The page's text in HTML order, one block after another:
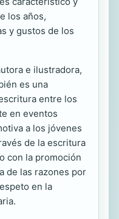
los años,
y gustos de los
e ilustradora,
es una
entre los
en eventos
a los jóvenes
de la escritura
con la promoción
de las razones por
en la